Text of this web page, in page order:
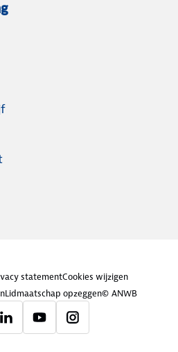
statementCookies wijzigen
Lidmaatschap opzeggen© ANWB